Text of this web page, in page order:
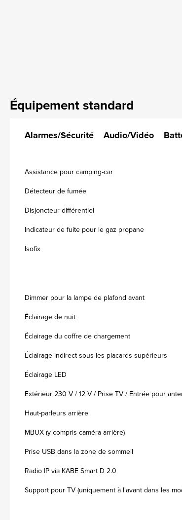
Équipement standard
Alarmes/Sécurité Audio/Vidéo
Assistance pour camping-car
Détecteur de fumée
Disjoncteur différentiel
Indicateur de fuite pour le gaz propane
Isofix
Dimmer pour la lampe de plafond avant
Éclairage de nuit
Éclairage du coffre de chargement
Éclairage indirect sous les placards supérieurs
Éclairage LED
Extérieur 230 V / 12 V / Prise TV / Entrée pour
Haut-parleurs arrière
MBUX (y compris caméra arrière)
Prise USB dans la zone de sommeil
Radio IP via KABE Smart D 2.0
Support pour TV (uniquement à l'avant dans les